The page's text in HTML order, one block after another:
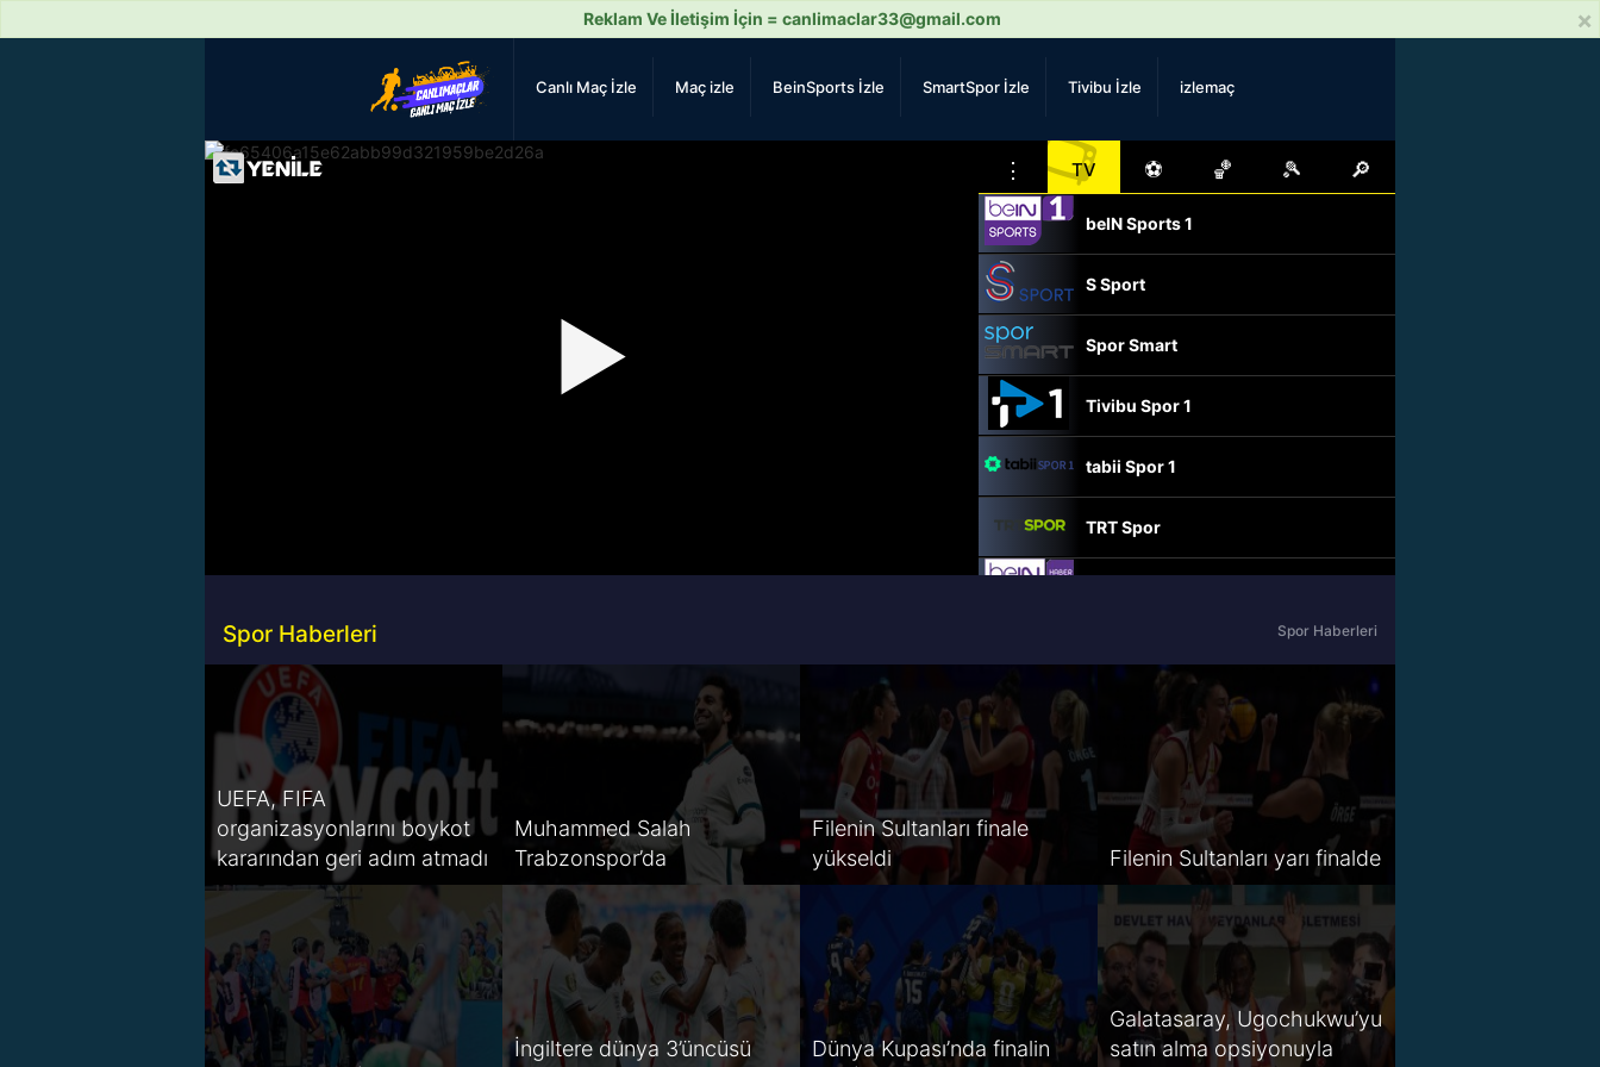
×
Reklam Ve İletişim İçin = canlimaclar33@gmail.com
Canlı Maç İzle Maç izle BeinSports İzle SmartSpor İzle Tivibu İzle izlemaç
▶
⋮ 📺
TV ⚽ 🏀 🎾 🔎
beIN Sports 1
S Sport
Spor Smart
Tivibu Spor 1
tabii Spor 1
TRT Spor
A Spor
Tivibu Spor
TV8,5
S Sport 2
Spor Smart 2
HT Spor
Spor Haberleri Spor Haberleri
UEFA, FIFA
organizasyonlarını boykot
kararından geri adım atmadı
Muhammed Salah
Trabzonspor’da
Filenin Sultanları finale
yükseldi
Filenin Sultanları yarı finalde
İngiltere dünya 3’üncüsü
Dünya Kupası’nda finalin
Galatasaray, Ugochukwu’yu
satın alma opsiyonuyla